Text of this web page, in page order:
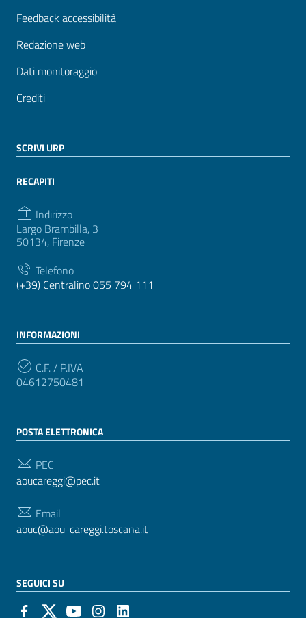
Feedback accessibilità
Redazione web
Dati monitoraggio
Crediti
SCRIVI URP
RECAPITI
Indirizzo
Largo Brambilla, 3
50134, Firenze
Telefono
(+39) Centralino 055 794 111
INFORMAZIONI
C.F. / P.IVA
04612750481
POSTA ELETTRONICA
PEC
aoucareggi@pec.it
Email
aouc@aou-careggi.toscana.it
SEGUICI SU